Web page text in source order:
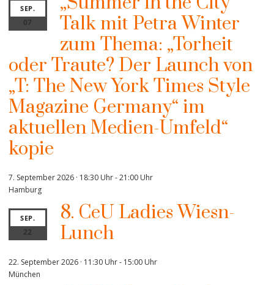
SEP.
07
Talk mit Petra Winter
zum Thema: „Torheit
oder Traute? Der Launch von
„T: The New York Times Style
Magazine Germany“ im
aktuellen Medien-Umfeld“
kopie
7. September 2026 · 18:30 Uhr-21:00 Uhr
Hamburg
SEP.
22
8. CeU Ladies Wiesn-
Lunch
22. September 2026 · 11:30 Uhr- 15:00 Uhr
München